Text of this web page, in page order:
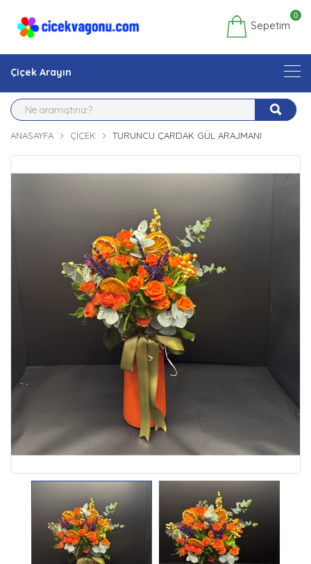
Sepetim
0
Çiçek Arayın
ANASAYFA ÇIÇEK TURUNCU ÇARDAK GÜL ARAJMANI